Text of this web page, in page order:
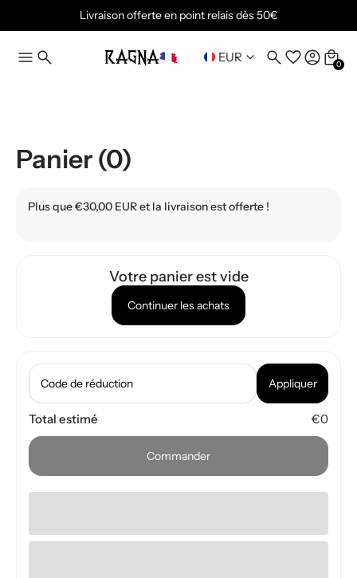
Livraison offerte en point relais dès 50€
EUR 0
Panier (0)
Plus que €30,00 EUR et la livraison est offerte !
Votre panier est vide
Continuer les achats
Code de réduction Appliquer
Total estimé €0
Commander